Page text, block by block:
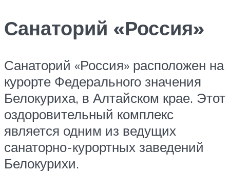
Санаторий «Россия»
Санаторий «Россия» расположен на
курорте Федерального значения
Белокуриха, в Алтайском крае. Этот
оздоровительный комплекс
является одним из ведущих
санаторно-курортных заведений
Белокурихи.